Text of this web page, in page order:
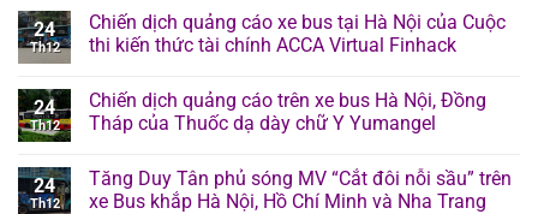
24
Th12
Chiến dịch quảng cáo xe bus tại Hà Nội của Cuộc
thi kiến thức tài chính ACCA Virtual Finhack
24
Th12
Chiến dịch quảng cáo trên xe bus Hà Nội, Đồng
Tháp của Thuốc dạ dày chữ Y Yumangel
24
Th12
Tăng Duy Tân phủ sóng MV “Cắt đôi nỗi sầu” trên
xe Bus khắp Hà Nội, Hồ Chí Minh và Nha Trang